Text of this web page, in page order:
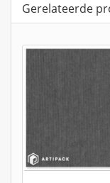
Gerelateerde